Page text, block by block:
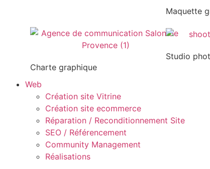
Maquette
Charte graphique
Studio
Web
Création site Vitrine
Création site ecommerce
Réparation / Reconditionnement Site
SEO / Référencement
Community Management
Réalisations